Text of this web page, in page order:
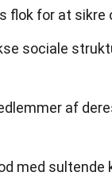
flok for at sikre
sociale
af
med